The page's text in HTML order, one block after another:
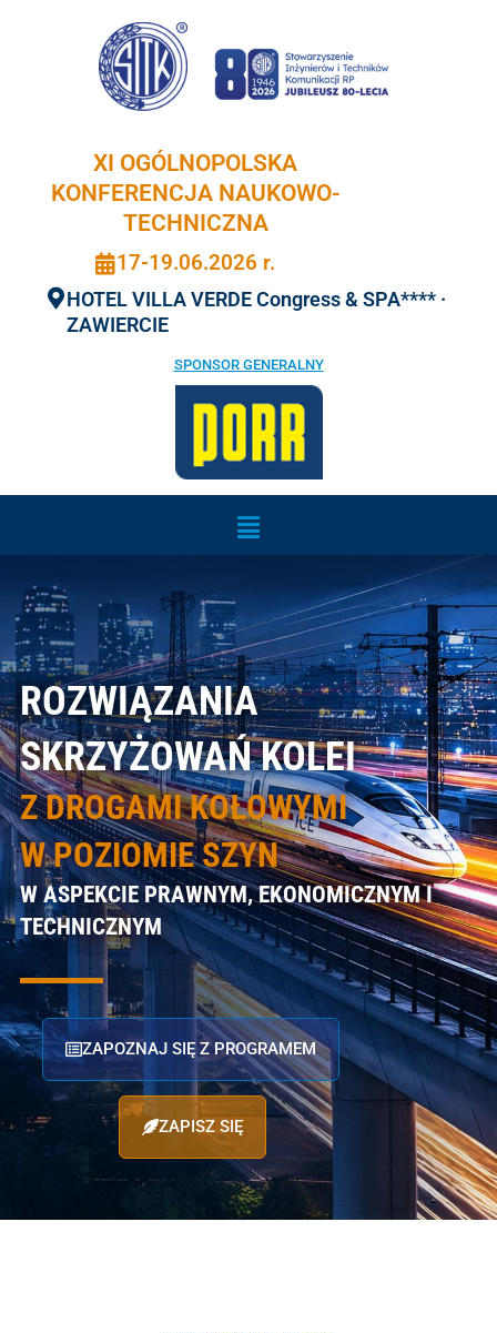
XI OGÓLNOPOLSKA
KONFERENCJA NAUKOWO-
TECHNICZNA
17-19.06.2026 r.
HOTEL VILLA VERDE Congress & SPA**** ·
ZAWIERCIE
SPONSOR GENERALNY
Menu
ROZWIĄZANIA
SKRZYŻOWAŃ KOLEI
Z DROGAMI KOŁOWYMI
W POZIOMIE SZYN
W ASPEKCIE PRAWNYM, EKONOMICZNYM I
TECHNICZNYM
ZAPOZNAJ SIĘ Z PROGRAMEM
ZAPISZ SIĘ